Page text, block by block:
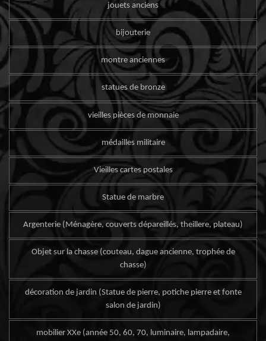
jouets anciens
bijouterie
montre anciennes
statues de bronze
vieilles pièces de monnaie
médailles militaire
Vieilles cartes postales
Statue de marbre
Argenterie (Ménagère, couverts dépareillés, theillere, plateau)
Objet sur la chasse (couteau, dague ancienne, trophée de
chasse)
décoration de jardin (Statue de pierre, potiche pierre et fonte
salon de jardin)
mobilier XXe (année 50, 60, 70, luminaire, lampadaire,